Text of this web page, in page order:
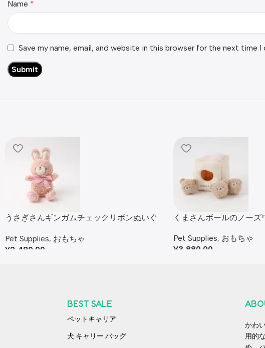
Name *
Save my name, email, and website in this browser for the next time I
うさぎさんギンガムチェックリボンぬいぐ
Pet Supplies, おもちゃ
¥2,480.00
くまさんボールのノーズ
Pet Supplies, おもちゃ
¥3,880.00
BEST SALE
ペットキャリア
犬 キャリー バッグ​
かわ
用的